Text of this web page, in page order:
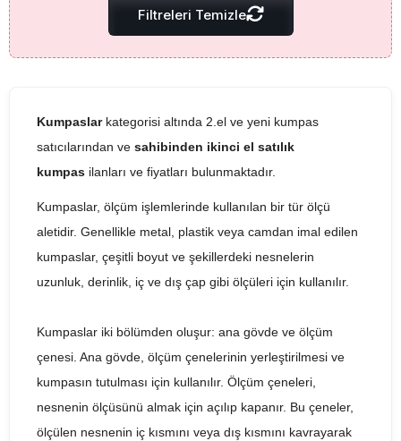
Filtreleri Temizle
Kumpaslar kategorisi altında 2.el ve yeni kumpas
satıcılarından ve sahibinden ikinci el satılık
kumpas ilanları ve fiyatları bulunmaktadır.
Kumpaslar, ölçüm işlemlerinde kullanılan bir tür ölçü
aletidir. Genellikle metal, plastik veya camdan imal edilen
kumpaslar, çeşitli boyut ve şekillerdeki nesnelerin
uzunluk, derinlik, iç ve dış çap gibi ölçüleri için kullanılır.
Kumpaslar iki bölümden oluşur: ana gövde ve ölçüm
çenesi. Ana gövde, ölçüm çenelerinin yerleştirilmesi ve
kumpasın tutulması için kullanılır. Ölçüm çeneleri,
nesnenin ölçüsünü almak için açılıp kapanır. Bu çeneler,
ölçülen nesnenin iç kısmını veya dış kısmını kavrayarak